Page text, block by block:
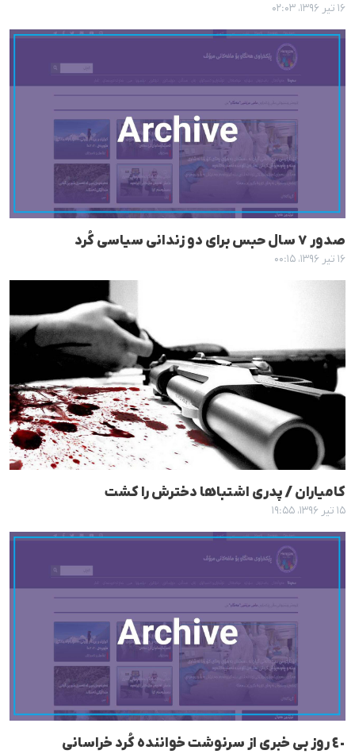
۱۶ تیر ۱۳۹۶، ۰۲:۰۳
صدور ٧ سال حبس برای دو زندانی سیاسی کُرد
۱۶ تیر ۱۳۹۶، ۰۰:۱۵
کامیاران / پدری اشتباها دخترش را کشت
۱۵ تیر ۱۳۹۶، ۱۹:۵۵
٤٠ روز بی خبری از سرنوشت خوانندە کُرد خراسانی